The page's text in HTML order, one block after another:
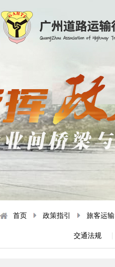
首页 政策指引 旅客运输
|
交通法规